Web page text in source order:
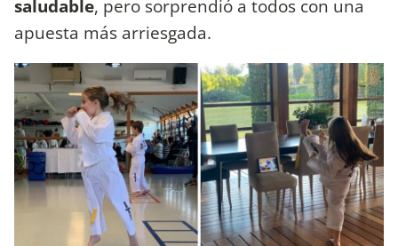
saludable, pero sorprendió a todos con una
apuesta más arriesgada.